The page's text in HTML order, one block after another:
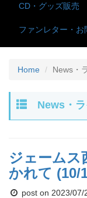
CD・グッズ販売
ファンレター・お
Home News・
News・ラ
ジェームス
かれて (10/
post on 2023/07/